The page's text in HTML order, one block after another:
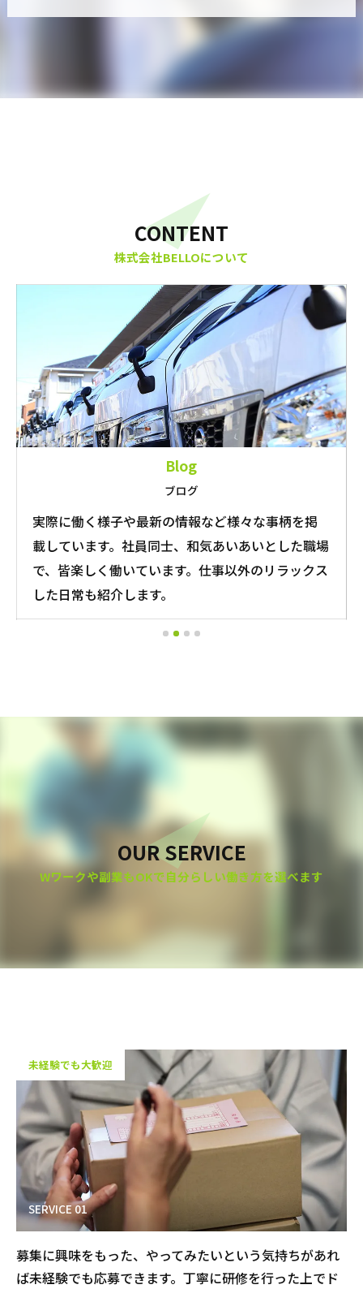
株式会社BELLOについて
CONTENT
Blog
ブログ
実際に働く様子や最新の情報など様々な事柄を掲
載しています。社員同士、和気あいあいとした職場
で、皆楽しく働いています。仕事以外のリラックス
した日常も紹介します。
Wワークや副業もOKで自分らしい働き方を選べます
OUR SERVICE
未経験でも大歓迎
SERVICE 01
募集に興味をもった、やってみたいという気持ちがあれ
ば未経験でも応募できます。丁寧に研修を行った上でド